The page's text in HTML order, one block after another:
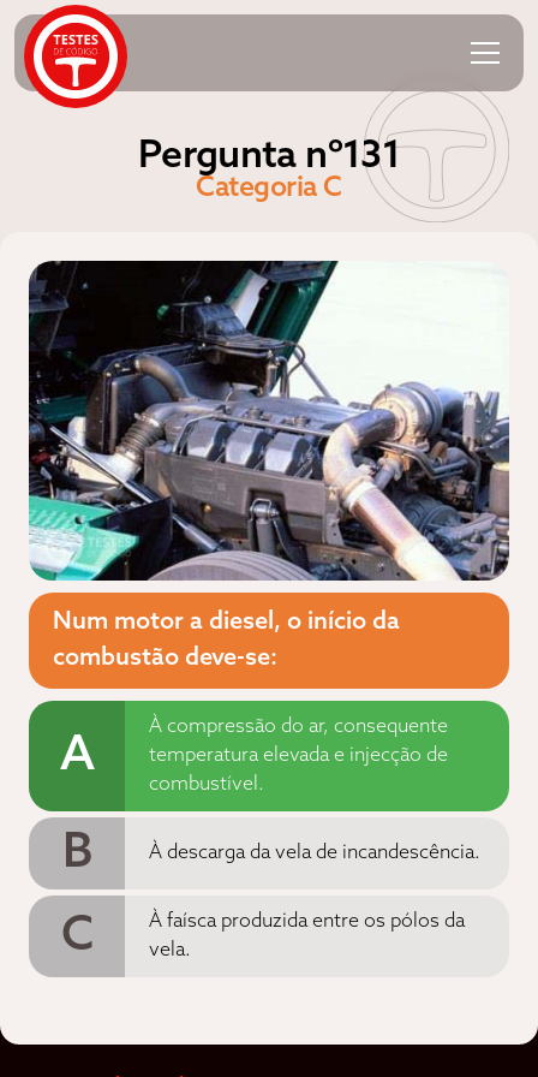
Pergunta nº131
Categoria C
Num motor a diesel, o início da
combustão deve-se:
A
À compressão do ar, consequente
temperatura elevada e injecção de
combustível.
B À descarga da vela de incandescência.
C
À faísca produzida entre os pólos da
vela.